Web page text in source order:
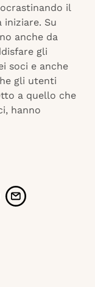
il
iniziare. Su
anche da
gli
soci e anche
gli utenti
a quello che
hanno